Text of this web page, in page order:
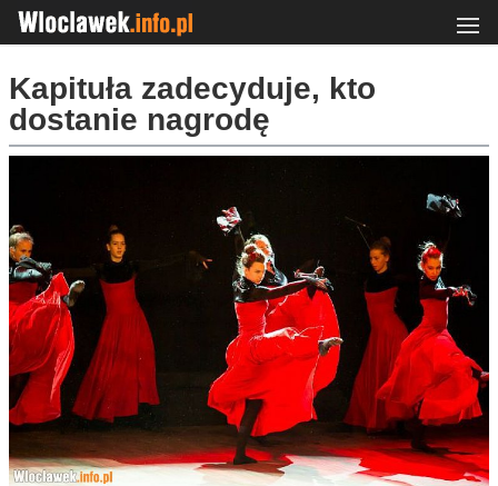
Kapituła zadecyduje, kto
dostanie nagrodę